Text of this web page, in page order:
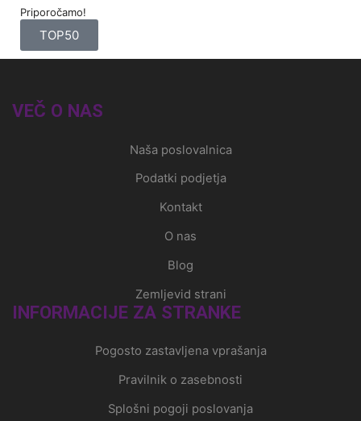
Priporočamo!
TOP50
VEČ O NAS
Naša poslovalnica
Podatki podjetja
Kontakt
O nas
Blog
Zemljevid strani
INFORMACIJE ZA STRANKE
Pogosto zastavljena vprašanja
Pravilnik o zasebnosti
Splošni pogoji poslovanja